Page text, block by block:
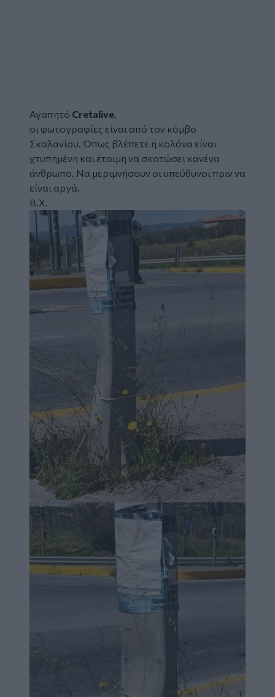
Αγαπητό Cretalive,
οι φωτογραφίες είναι από τον κόμβο
Σκαλανίου. Όπως βλέπετε η κολόνα είναι
χτυπημένη και έτοιμη να σκοτώσει κανένα
άνθρωπο. Να μεριμνήσουν οι υπεύθυνοι πριν να
είναι αργά.
B.X.
Image
Image